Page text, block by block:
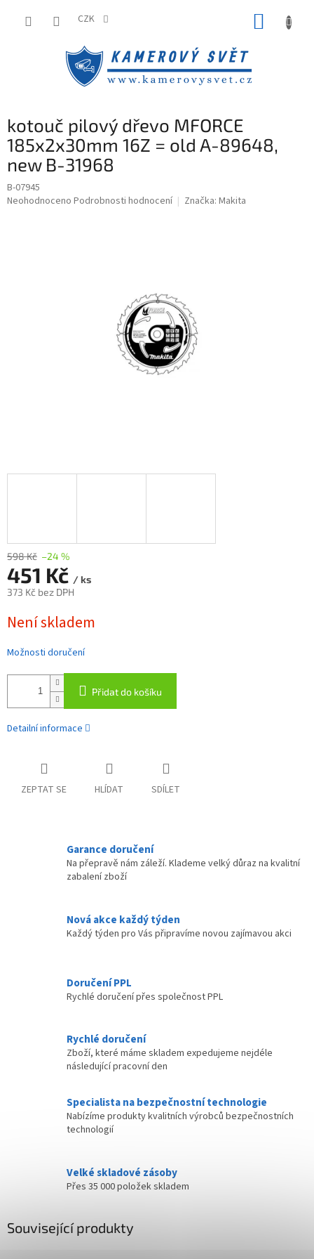
CZK
kotouč pilový dřevo MFORCE
185x2x30mm 16Z = old A-89648,
new B-31968
B-07945
Průměrné
Neohodnoceno Podrobnosti hodnocení Značka: Makita
598 Kč –24 %
451 Kč / ks
373 Kč bez DPH
cena:
Není skladem
Možnosti doručení
Přidat do košíku
Detailní informace
ZEPTAT SE HLÍDAT SDÍLET
Garance doručení
Na přepravě nám záleží. Klademe velký důraz na kvalitní
zabalení zboží
Nová akce každý týden
Každý týden pro Vás připravíme novou zajímavou akci
Doručení PPL
Rychlé doručení přes společnost PPL
Rychlé doručení
Zboží, které máme skladem expedujeme nejdéle
následující pracovní den
Specialista na bezpečnostní technologie
Nabízíme produkty kvalitních výrobců bezpečnostních
technologií
Velké skladové zásoby
Přes 35 000 položek skladem
Související produkty